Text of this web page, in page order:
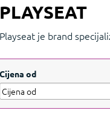
PLAYSEAT
Playseat je brand
Cijena od